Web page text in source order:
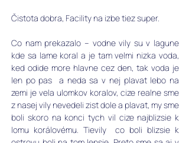
Čistota dobra, Facility na izbe tiez super.
Co nam prekazalo – vodne vily su v lagune
kde sa lame koral a je tam velmi nizka voda,
ked odide more hlavne cez den, tak voda je
len po pas  a neda sa v nej plavat lebo na
zemi je vela ulomkov koralov, cize realne sme
z nasej vily nevedeli zist dole a plavat, my sme
boli skoro na konci tych vil cize najblizsie k
lomu korálovému. Tievily  co boli blizsie k